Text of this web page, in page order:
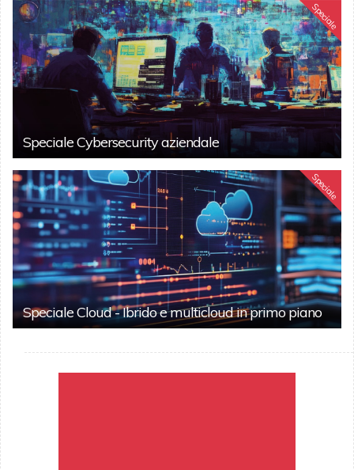
Speciale
Speciale Cybersecurity aziendale
Speciale
Speciale Cloud - Ibrido e multicloud in primo piano